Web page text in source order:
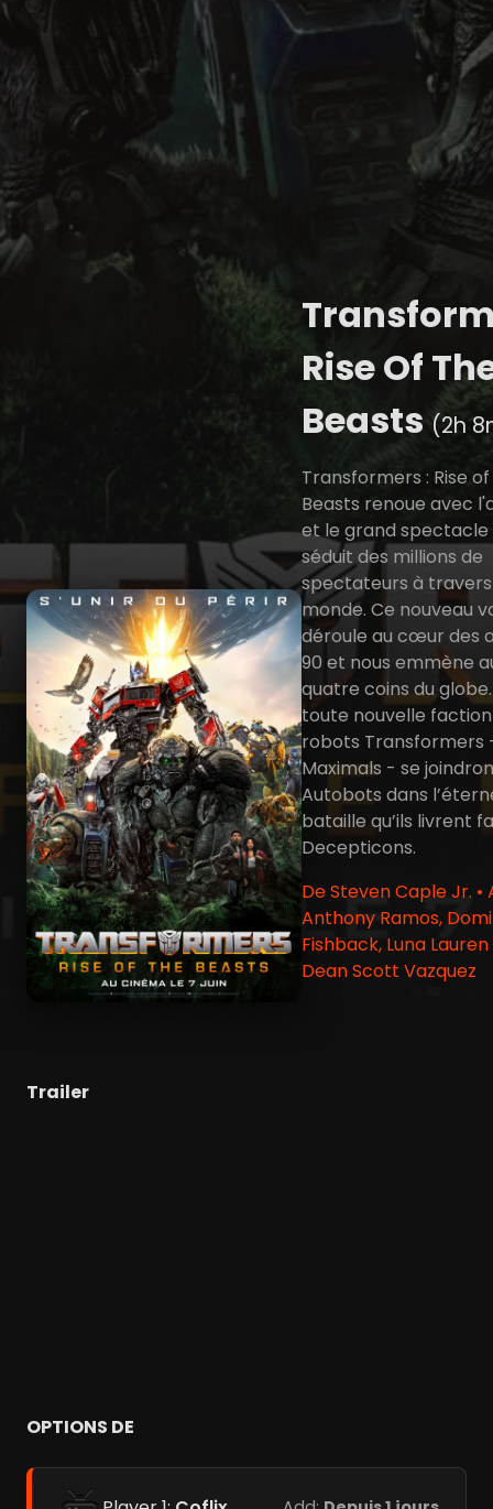
Rise Of
Beasts(2h
Transformers : Rise
Beasts renoue avec
et le grand spectacle
séduit des millions de
spectateurs à
monde. Ce nouveau
déroule au cœur des
90 et nous emmène
quatre coins du
toute nouvelle
robots Transformers
Maximals - se
Autobots dans
bataille qu’ils livrent
Decepticons.
De Steven Caple Jr. •
Anthony Ramos,
Fishback, Luna
Dean Scott Vazquez
Trailer
OPTIONS DE